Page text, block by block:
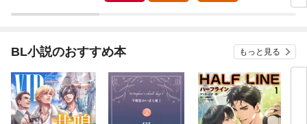
BL小説のおすすめ本 もっと見る